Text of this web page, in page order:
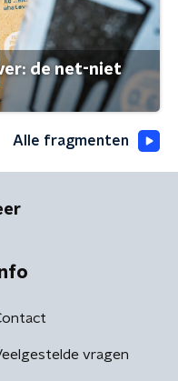
de net-niet
Alle fragmenten
vragen